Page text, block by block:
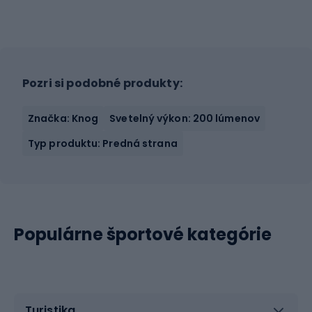
Pozri si podobné produkty:
Značka: Knog
Svetelný výkon: 200 lúmenov
Typ produktu: Predná strana
Populárne športové kategórie